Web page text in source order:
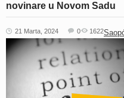
novinare u Novom Sadu
21 Marta, 2024 0 1622